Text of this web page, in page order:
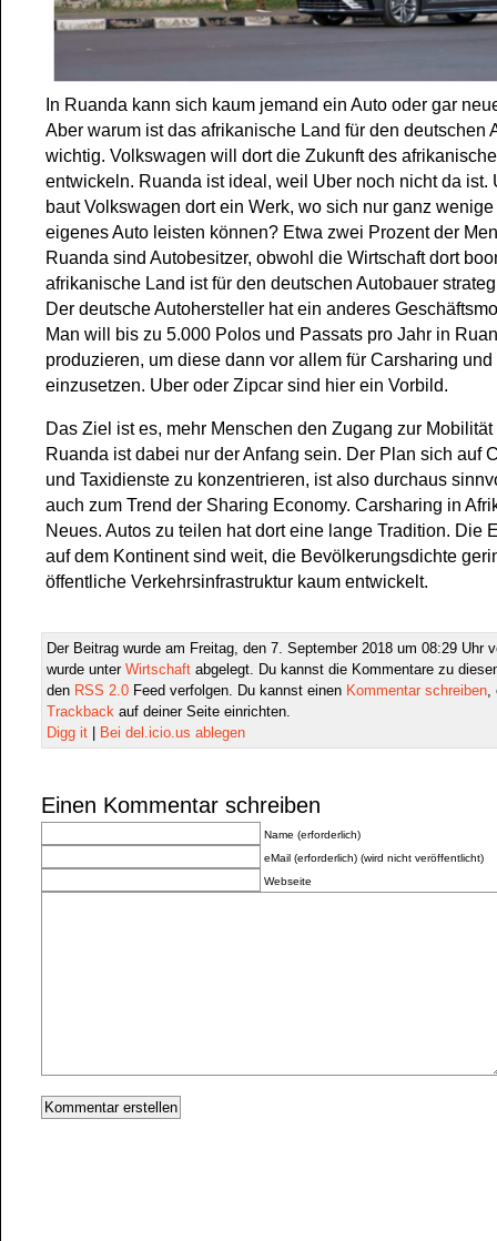
In Ruanda kann sich kaum jemand ein Auto oder gar
Aber warum ist das afrikanische Land für den deutschen
wichtig. Volkswagen will dort die Zukunft des
entwickeln. Ruanda ist ideal, weil Uber noch nicht da ist.
baut Volkswagen dort ein Werk, wo sich nur ganz
eigenes Auto leisten können? Etwa zwei Prozent der
Ruanda sind Autobesitzer, obwohl die Wirtschaft dort
afrikanische Land ist für den deutschen Autobauer
Der deutsche Autohersteller hat ein anderes
Man will bis zu 5.000 Polos und Passats pro Jahr in
produzieren, um diese dann vor allem für Carsharing und
einzusetzen. Uber oder Zipcar sind hier ein Vorbild.
Das Ziel ist es, mehr Menschen den Zugang zur
Ruanda ist dabei nur der Anfang sein. Der Plan sich auf
und Taxidienste zu konzentrieren, ist also durchaus
auch zum Trend der Sharing Economy. Carsharing in
Neues. Autos zu teilen hat dort eine lange Tradition. Die
auf dem Kontinent sind weit, die Bevölkerungsdichte
öffentliche Verkehrsinfrastruktur kaum entwickelt.
Der Beitrag wurde am Freitag, den 7. September 2018 um 08:29 Uhr
wurde unter Wirtschaft abgelegt. Du kannst die Kommentare zu
den RSS 2.0 Feed verfolgen. Du kannst einen Kommentar schreiben,
Trackback auf deiner Seite einrichten.
Digg it
Bei del.icio.us ablegen
Einen Kommentar schreiben
Name (erforderlich)
eMail (erforderlich) (wird nicht veröffentlicht)
Webseite